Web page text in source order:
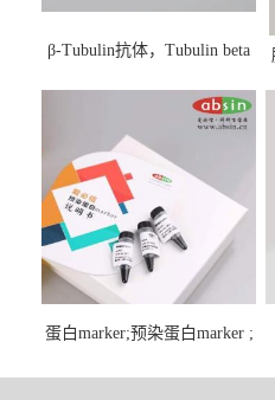
β-Tubulin抗体，Tubulin beta
蛋白marker;预染蛋白marker ;